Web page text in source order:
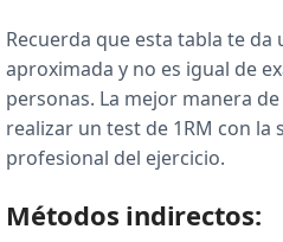
Recuerda que esta tabla te
aproximada y no es igual de
personas. La mejor manera
realizar un test de 1RM con la
profesional del ejercicio.
Métodos indirectos: